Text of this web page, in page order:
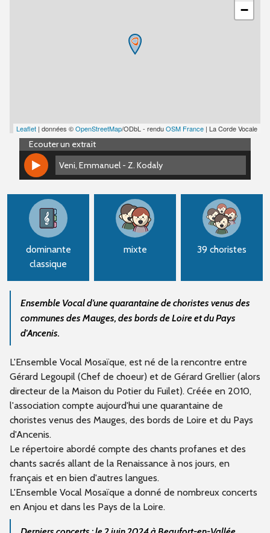
−
Leaflet | données ©OpenStreetMap/ODbL - renduOSM France | La Corde Vocale
Ecouter un extrait
Veni, Emmanuel - Z. Kodaly
Veni, Emmanuel - Z. Kodaly
dominante
classique
mixte 39 choristes
Ensemble Vocal d’une quarantaine de choristes venus des
communes des Mauges, des bords de Loire et du Pays
d'Ancenis.
L'Ensemble Vocal Mosaïque, est né de la rencontre entre
Gérard Legoupil (Chef de choeur) et de Gérard Grellier (alors
directeur de la Maison du Potier du Fuilet). Créée en 2010,
l'association compte aujourd'hui une quarantaine de
choristes venus des Mauges, des bords de Loire et du Pays
d'Ancenis.
Le répertoire abordé compte des chants profanes et des
chants sacrés allant de la Renaissance à nos jours, en
français et en bien d'autres langues.
L'Ensemble Vocal Mosaïque a donné de nombreux concerts
en Anjou et dans les Pays de la Loire.